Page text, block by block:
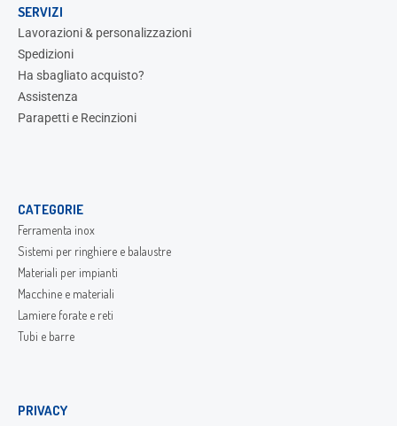
SERVIZI
Lavorazioni & personalizzazioni
Spedizioni
Ha sbagliato acquisto?
Assistenza
Parapetti e Recinzioni
CATEGORIE
Ferramenta inox
Sistemi per ringhiere e balaustre
Materiali per impianti
Macchine e materiali
Lamiere forate e reti
Tubi e barre
PRIVACY